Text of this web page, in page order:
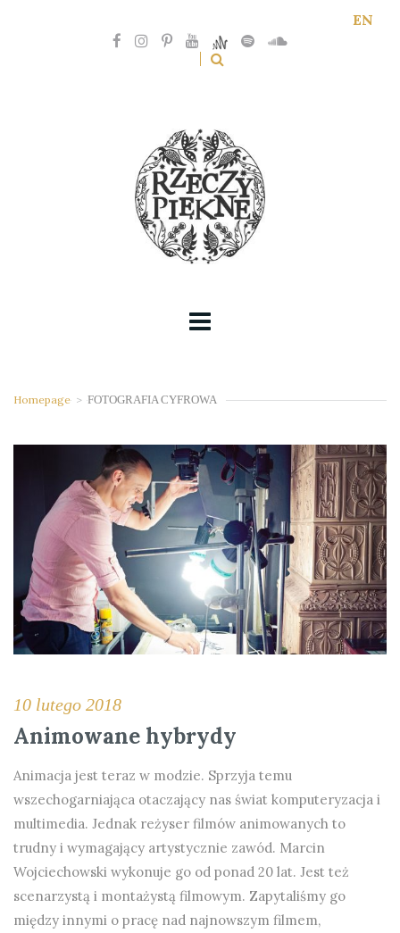
EN
Homepage > FOTOGRAFIA CYFROWA
10 lutego 2018
Animowane hybrydy
Animacja jest teraz w modzie. Sprzyja temu
wszechogarniająca otaczający nas świat komputeryzacja i
multimedia. Jednak reżyser filmów animowanych to
trudny i wymagający artystycznie zawód. Marcin
Wojciechowski wykonuje go od ponad 20 lat. Jest też
scenarzystą i montażystą filmowym. Zapytaliśmy go
między innymi o pracę nad najnowszym filmem,